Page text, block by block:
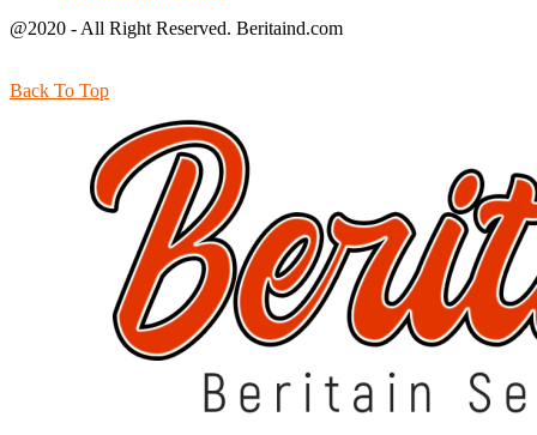
@2020 - All Right Reserved. Beritaind.com
Back To Top